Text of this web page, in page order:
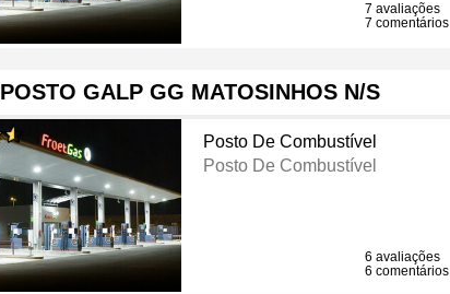
7 avaliações
7 comentários
POSTO GALP GG MATOSINHOS N/S
Posto De Combustível
Posto De Combustível
6 avaliações
6 comentários